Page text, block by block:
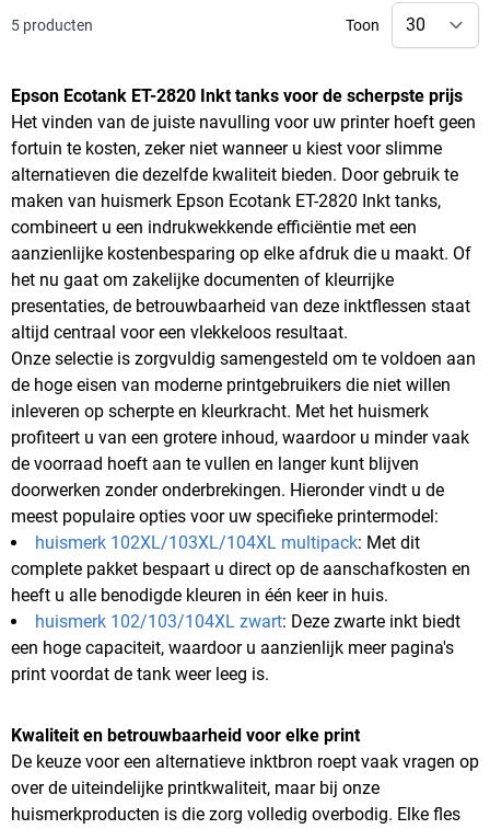
5 producten Toon
Epson Ecotank ET-2820 Inkt tanks voor de scherpste prijs
Het vinden van de juiste navulling voor uw printer hoeft geen
fortuin te kosten, zeker niet wanneer u kiest voor slimme
alternatieven die dezelfde kwaliteit bieden. Door gebruik te
maken van huismerk Epson Ecotank ET-2820 Inkt tanks,
combineert u een indrukwekkende efficiëntie met een
aanzienlijke kostenbesparing op elke afdruk die u maakt. Of
het nu gaat om zakelijke documenten of kleurrijke
presentaties, de betrouwbaarheid van deze inktflessen staat
altijd centraal voor een vlekkeloos resultaat.
Onze selectie is zorgvuldig samengesteld om te voldoen aan
de hoge eisen van moderne printgebruikers die niet willen
inleveren op scherpte en kleurkracht. Met het huismerk
profiteert u van een grotere inhoud, waardoor u minder vaak
de voorraad hoeft aan te vullen en langer kunt blijven
doorwerken zonder onderbrekingen. Hieronder vindt u de
meest populaire opties voor uw specifieke printermodel:
huismerk 102XL/103XL/104XL multipack: Met dit
complete pakket bespaart u direct op de aanschafkosten en
heeft u alle benodigde kleuren in één keer in huis.
huismerk 102/103/104XL zwart: Deze zwarte inkt biedt
een hoge capaciteit, waardoor u aanzienlijk meer pagina's
print voordat de tank weer leeg is.
Kwaliteit en betrouwbaarheid voor elke print
De keuze voor een alternatieve inktbron roept vaak vragen op
over de uiteindelijke printkwaliteit, maar bij onze
huismerkproducten is die zorg volledig overbodig. Elke fles